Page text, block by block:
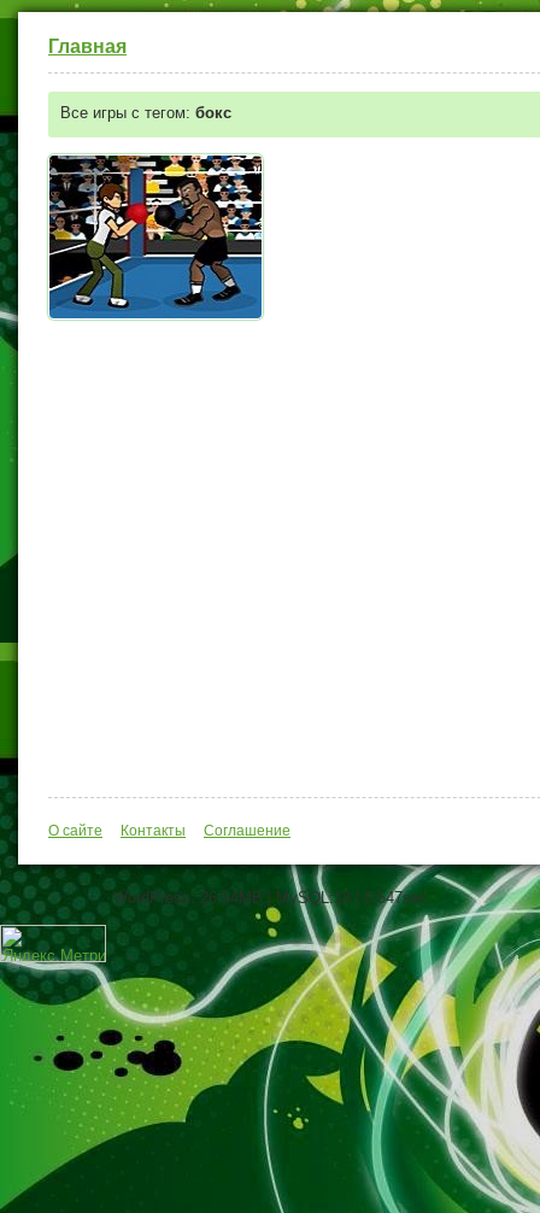
Главная
Все игры с тегом: бокс
О сайте Контакты Соглашение
WordPress: 26.54MB | MySQL:18 | 0,547sec